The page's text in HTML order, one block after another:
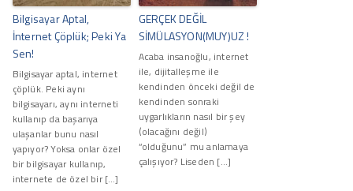
Bilgisayar Aptal,
İnternet Çöplük; Peki Ya
Sen!
Bilgisayar aptal, internet
çöplük. Peki aynı
bilgisayarı, aynı interneti
kullanıp da başarıya
ulaşanlar bunu nasıl
yapıyor? Yoksa onlar özel
bir bilgisayar kullanıp,
internete de özel bir […]
GERÇEK DEĞİL
SİMÜLASYON(MUY)UZ !
Acaba insanoğlu, internet
ile, dijitalleşme ile
kendinden önceki değil de
kendinden sonraki
uygarlıkların nasıl bir şey
(olacağını değil)
“olduğunu” mu anlamaya
çalışıyor? Liseden […]